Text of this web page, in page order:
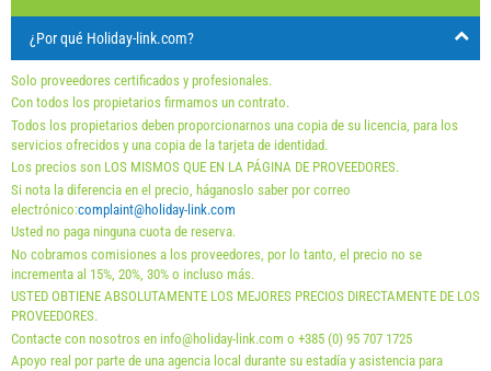
Holiday-Link paga: 3 oct. 2025 - 31 dic. 2026 / - 10 %
Obligatorio:La registracion (01.07. - 31.08): 10 EUR (once -
para_person), La registracion (01.01 - 30.06. / 01.09. -
31.12.): 5 EUR (once - para_person)
Opcional:
Aire acondicionado: 5 EUR (per_night -
para_unit), Las mascotas: 7 EUR (per_night - para_unit)
¿Por qué Holiday-link.com?
Solo proveedores certificados y profesionales.
Con todos los propietarios firmamos un contrato.
Todos los propietarios deben proporcionarnos una copia de su licencia, para los
servicios ofrecidos y una copia de la tarjeta de identidad.
Los precios son LOS MISMOS QUE EN LA PÁGINA DE PROVEEDORES.
Si nota la diferencia en el precio, háganoslo saber por correo
electrónico:complaint@holiday-link.com
Usted no paga ninguna cuota de reserva.
No cobramos comisiones a los proveedores, por lo tanto, el precio no se
incrementa al 15%, 20%, 30% o incluso más.
USTED OBTIENE ABSOLUTAMENTE LOS MEJORES PRECIOS DIRECTAMENTE DE LOS
PROVEEDORES.
Contacte con nosotros en info@holiday-link.com o +385 (0) 95 707 1725
Apoyo real por parte de una agencia local durante su estadía y asistencia para